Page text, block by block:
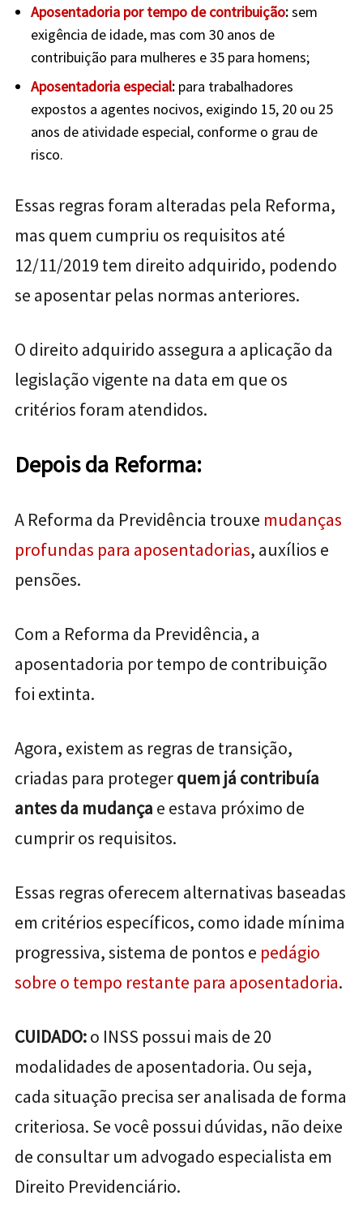
Aposentadoria por tempo de contribuição:sem
exigência de idade, mas com 30 anos de
contribuição para mulheres e 35 para homens;
Aposentadoria especial: para trabalhadores
expostos a agentes nocivos, exigindo 15, 20 ou 25
anos de atividade especial, conforme o grau de
risco.
Essas regras foram alteradas pela Reforma,
mas quem cumpriu os requisitos até
12/11/2019 tem direito adquirido, podendo
se aposentar pelas normas anteriores.
O direito adquirido assegura a aplicação da
legislação vigente na data em que os
critérios foram atendidos.
Depois da Reforma:
A Reforma da Previdência trouxe mudanças
profundas para aposentadorias, auxílios e
pensões.
Com a Reforma da Previdência, a
aposentadoria por tempo de contribuição
foi extinta.
Agora, existem as regras de transição,
criadas para protegerquem já contribuía
antes da mudança e estava próximo de
cumprir os requisitos.
Essas regras oferecem alternativas baseadas
em critérios específicos, como idade mínima
progressiva, sistema de pontos e pedágio
sobre o tempo restante para aposentadoria.
CUIDADO:o INSS possui mais de 20
modalidades de aposentadoria. Ou seja,
cada situação precisa ser analisada de forma
criteriosa. Se você possui dúvidas, não deixe
de consultar um advogado especialista em
Direito Previdenciário.